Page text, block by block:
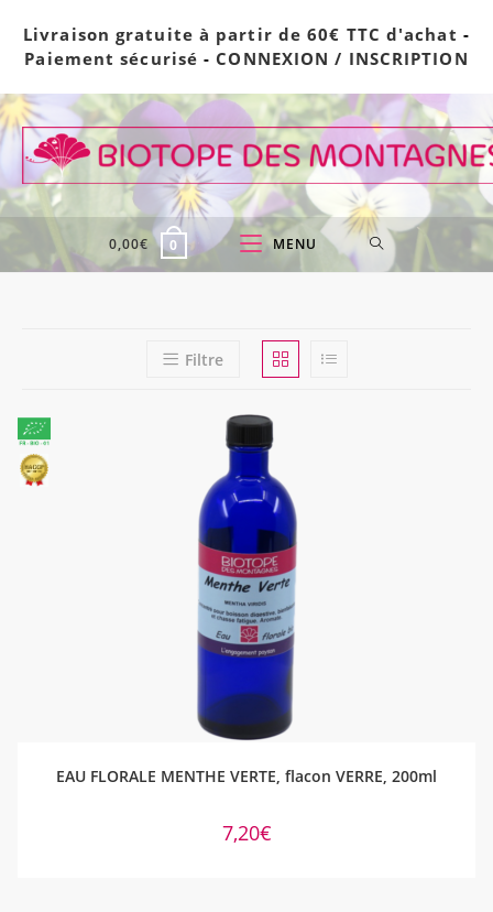
content
Livraison gratuite à partir de 60€ TTC d'achat -
Paiement sécurisé - CONNEXION / INSCRIPTION
0,00€ 0 MENU
Filtre
EAU FLORALE MENTHE VERTE, flacon VERRE, 200ml
7,20€